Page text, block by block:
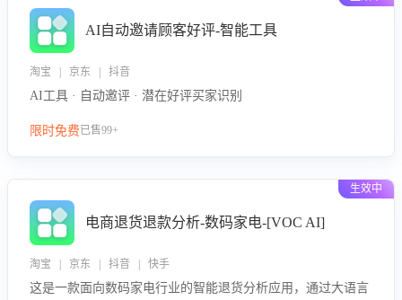
AI自动邀请顾客好评-智能工具
淘宝 | 京东 | 抖音
AI工具 · 自动邀评 · 潜在好评买家识别
限时免费已售99+
生效中
电商退货退款分析-数码家电-[VOC AI]
淘宝 | 京东 | 抖音 | 快手
这是一款面向数码家电行业的智能退货分析应用，通过大语言